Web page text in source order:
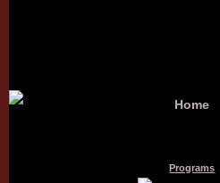
Home
Programs